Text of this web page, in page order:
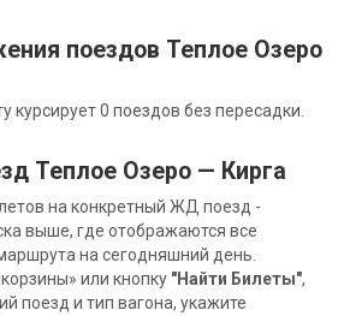
поездов Теплое Озеро
курсирует 0 поездов без пересадки.
Теплое Озеро — Кирга
на конкретный ЖД поезд -
выше, где отображаются все
на сегодняшний день.
или кнопку "Найти Билеты",
поезд и тип вагона, укажите